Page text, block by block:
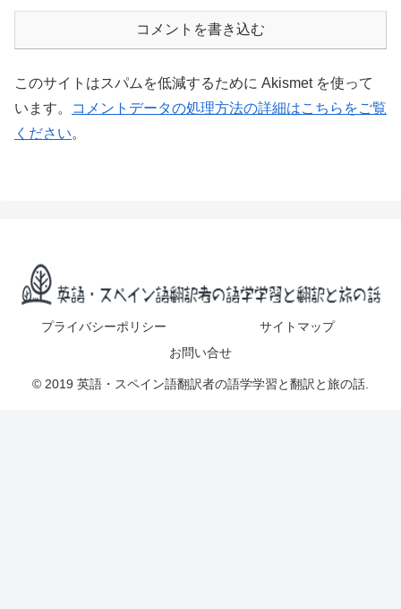
コメントを書き込む
このサイトはスパムを低減するために Akismet を使って
います。
コメントデータの処理方法の詳細はこちらをご覧
ください。
プライバシーポリシー
サイトマップ
お問い合せ
© 2019 英語・スペイン語翻訳者の語学学習と翻訳と旅の話.